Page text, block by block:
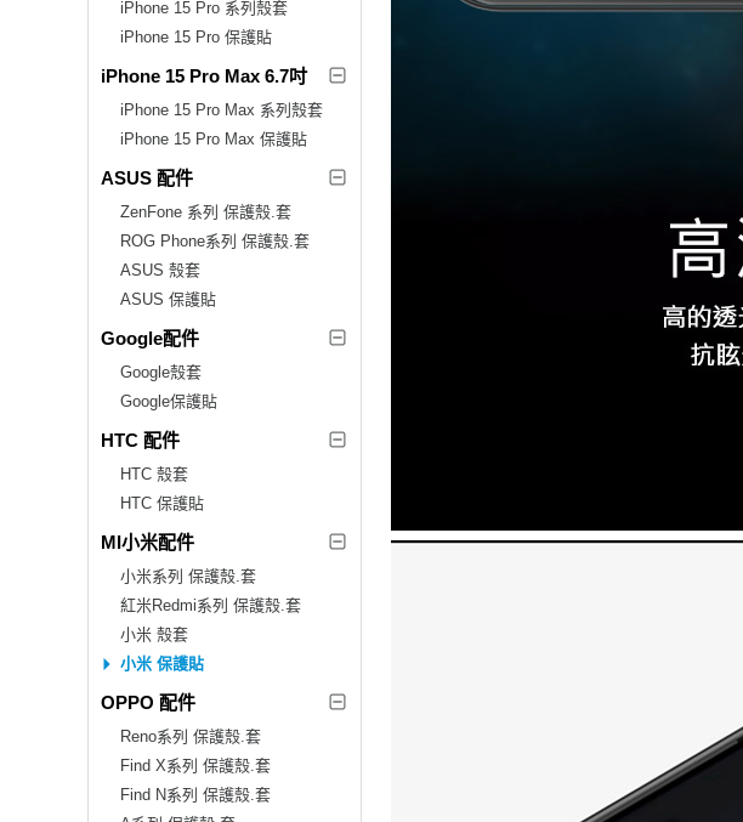
iPhone 15 Pro 系列殼套
iPhone 15 Pro 保護貼
iPhone 15 Pro Max 6.7吋
iPhone 15 Pro Max 系列殼套
iPhone 15 Pro Max 保護貼
ASUS 配件
ZenFone 系列 保護殼.套
ROG Phone系列 保護殼.套
ASUS 殼套
ASUS 保護貼
Google配件
Google殼套
Google保護貼
HTC 配件
HTC 殼套
HTC 保護貼
MI小米配件
小米系列 保護殼.套
紅米Redmi系列 保護殼.套
小米 殼套
小米 保護貼
OPPO 配件
Reno系列 保護殼.套
Find X系列 保護殼.套
Find N系列 保護殼.套